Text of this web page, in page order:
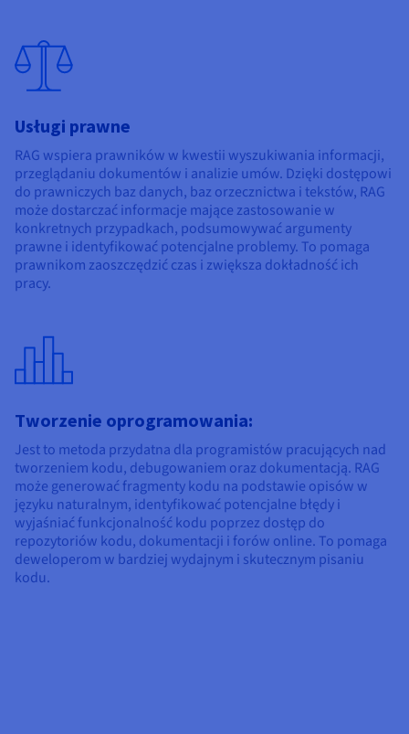
Usługi prawne
RAG wspiera prawników w kwestii wyszukiwania informacji,
przeglądaniu dokumentów i analizie umów. Dzięki dostępowi
do prawniczych baz danych, baz orzecznictwa i tekstów, RAG
może dostarczać informacje mające zastosowanie w
konkretnych przypadkach, podsumowywać argumenty
prawne i identyfikować potencjalne problemy. To pomaga
prawnikom zaoszczędzić czas i zwiększa dokładność ich
pracy.
Tworzenie oprogramowania:
Jest to metoda przydatna dla programistów pracujących nad
tworzeniem kodu, debugowaniem oraz dokumentacją. RAG
może generować fragmenty kodu na podstawie opisów w
języku naturalnym, identyfikować potencjalne błędy i
wyjaśniać funkcjonalność kodu poprzez dostęp do
repozytoriów kodu, dokumentacji i forów online. To pomaga
deweloperom w bardziej wydajnym i skutecznym pisaniu
kodu.